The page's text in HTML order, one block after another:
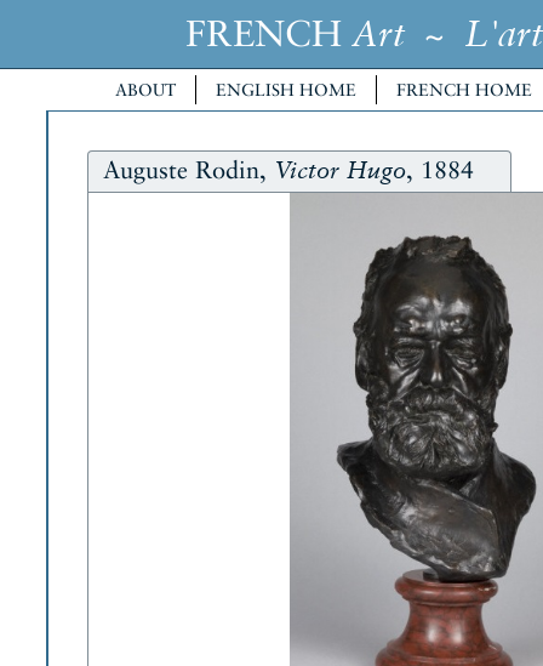
FRENCH Art~ L'art
ABOUT ENGLISH HOME FRENCH HOME
Auguste Rodin, Victor Hugo, 1884